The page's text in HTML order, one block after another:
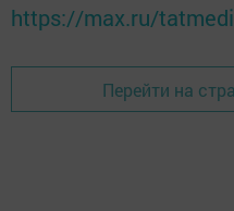
https://max.ru/
Перейти на